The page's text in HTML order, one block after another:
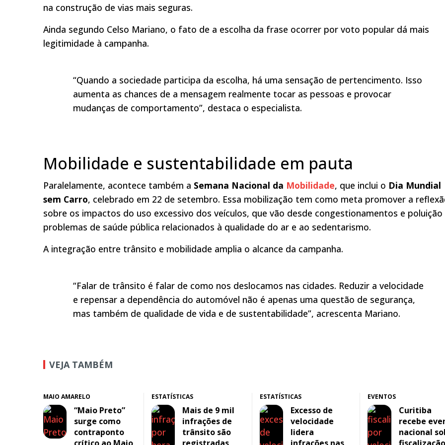
na construção de vias mais seguras.
Ainda segundo Celso Mariano, o fato de a escolha da frase ocorrer por voto popular dá mais
legitimidade à campanha.
“Quando a sociedade participa da escolha, há uma sensação de pertencimento. Isso
aumenta as chances de a mensagem realmente tocar as pessoas e provocar
mudanças de comportamento”, destaca o especialista.
Mobilidade e sustentabilidade em pauta
Paralelamente, acontece também a Semana Nacional da Mobilidade, que inclui o Dia Mundial
sem Carro, celebrado em 22 de setembro. Essa mobilização tem como meta promover a
sobre os impactos do uso excessivo dos veículos, que vão desde congestionamentos e
problemas de saúde pública relacionados à qualidade do ar e ao sedentarismo.
A integração entre trânsito e mobilidade amplia o alcance da campanha.
“Falar de trânsito é falar de como nos deslocamos nas cidades. Reduzir a velocidade
e repensar a dependência do automóvel não é apenas uma questão de segurança,
mas também de qualidade de vida e de sustentabilidade”, acrescenta Mariano.
VEJA TAMBÉM
MAIO AMARELO
“Maio Preto”
surge como
contraponto
ESTATÍSTICAS
Mais de 9 mil
infrações de
trânsito são
ESTATÍSTICAS
Excesso de
velocidade
lidera
EVENTOS
Curitiba
recebe
nacional